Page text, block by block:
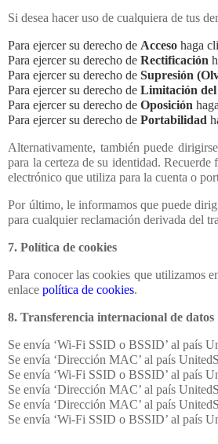
Si desea hacer uso de cualquiera de tus
Para ejercer su derecho de Acceso haga
Para ejercer su derecho deRectificación
Para ejercer su derecho deSupresión
Para ejercer su derecho deLimitación
Para ejercer su derecho deOposición
Para ejercer su derecho dePortabilidad
Alternativamente, también puede
para la certeza de su identidad.
electrónico que utiliza para la cuenta o
Por último, le informamos que puede
para cualquier reclamación derivada del
7. Política de cookies
Para conocer las cookies que utilizamos
enlacepolítica de cookies.
8. Transferencia internacional de datos
Se envía ‘Wi-Fi SSID o BSSID’ al país
Se envía ‘Dirección MAC’ al país
Se envía ‘Wi-Fi SSID o BSSID’ al país
Se envía ‘Dirección MAC’ al país
Se envía ‘Dirección MAC’ al país
Se envía ‘Wi-Fi SSID o BSSID’ al país